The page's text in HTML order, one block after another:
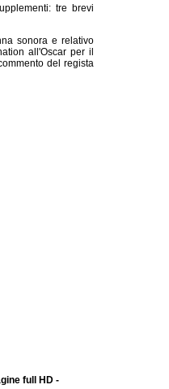
tre brevi
sonora e relativo
all'Oscar per il
del regista
full HD -